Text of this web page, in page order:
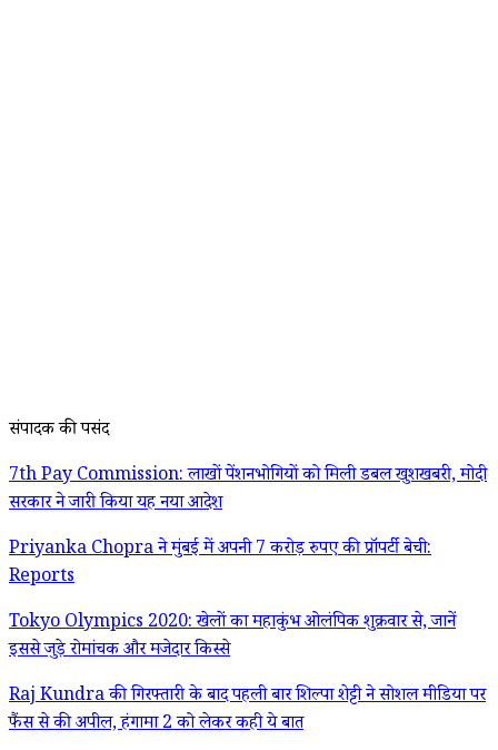
संपादक की पसंद
7th Pay Commission: लाखों पेंशनभोगियों को मिली डबल खुशखबरी, मोदी
सरकार ने जारी किया यह नया आदेश
Priyanka Chopra ने मुंबई में अपनी 7 करोड़ रुपए की प्रॉपर्टी बेची:
Reports
Tokyo Olympics 2020: खेलों का महाकुंभ ओलंपिक शुक्रवार से, जानें
इससे जुड़े रोमांचक और मजेदार किस्से
Raj Kundra की गिरफ्तारी के बाद पहली बार शिल्पा शेट्टी ने सोशल मीडिया पर
फैंस से की अपील, हंगामा 2 को लेकर कही ये बात